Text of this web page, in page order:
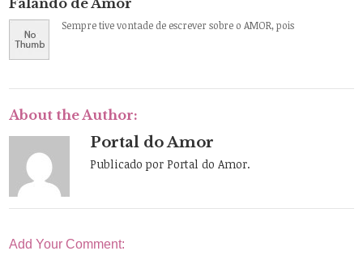
Sempre tive vontade de escrever sobre o AMOR, pois
About the Author:
Portal do Amor
Publicado por Portal do Amor.
Add Your Comment: